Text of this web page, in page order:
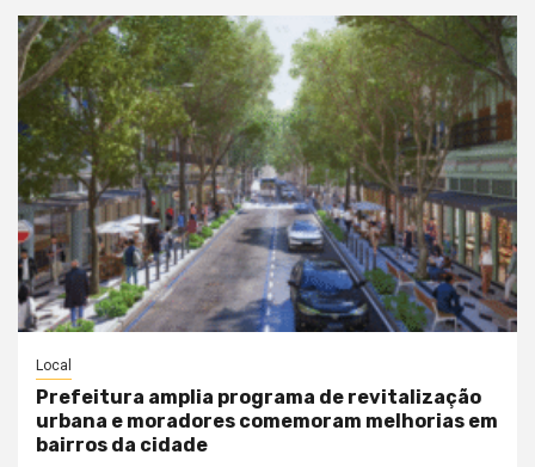
Local
Prefeitura amplia programa de revitalização
urbana e moradores comemoram melhorias em
bairros da cidade